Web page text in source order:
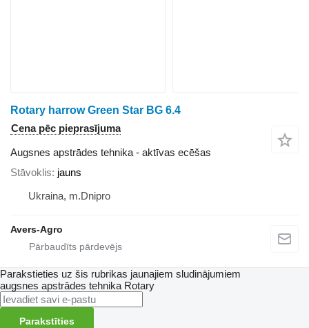
Rotary harrow Green Star BG 6.4
Cena pēc pieprasījuma
Augsnes apstrādes tehnika - aktīvas ecēšas
Stāvoklis jauns
Ukraina, m.Dnipro
Avers-Agro
Parakstieties uz šis rubrikas jaunajiem sludinājumiem
augsnes apstrādes tehnika Rotary
Parakstīties